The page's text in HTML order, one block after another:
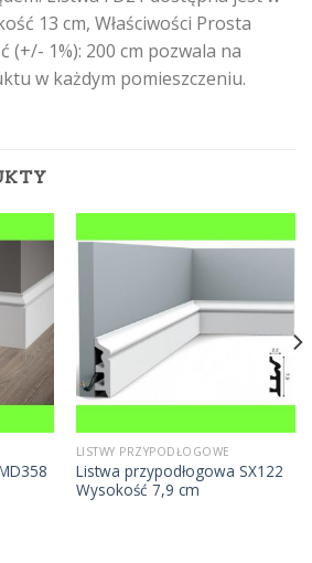
13 cm, Właściwości Prosta
(+/- 1%): 200 cm pozwala na
w każdym pomieszczeniu.
LISTWY PRZYPODŁOGOWE
Listwa przypodłogowa SX122
Wysokość 7,9 cm